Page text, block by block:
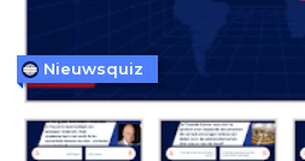
Nieuwsquiz